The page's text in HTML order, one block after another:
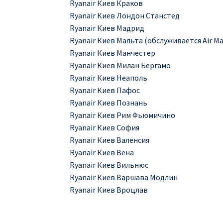
Ryanair Киев Краков
Ryanair Киев Лондон Станстед
Ryanair Киев Мадрид
Ryanair Киев Мальта (обслуживается Air
Ryanair Киев Манчестер
Ryanair Киев Милан Бергамо
Ryanair Киев Неаполь
Ryanair Киев Пафос
Ryanair Киев Познань
Ryanair Киев Рим Фьюмичино
Ryanair Киев София
Ryanair Киев Валенсия
Ryanair Киев Вена
Ryanair Киев Вильнюс
Ryanair Киев Варшава Модлин
Ryanair Киев Вроцлав